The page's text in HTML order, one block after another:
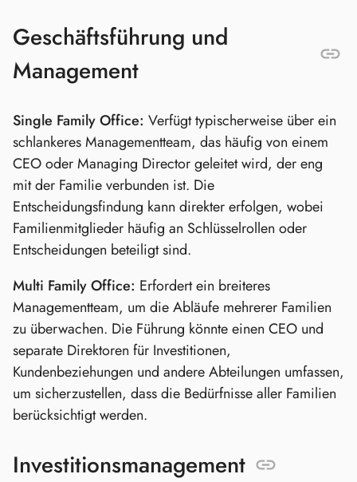
Geschäftsführung und
Management
Single Family Office: Verfügt typischerweise über ein
schlankeres Managementteam, das häufig von einem
CEO oder Managing Director geleitet wird, der eng
mit der Familie verbunden ist. Die
Entscheidungsfindung kann direkter erfolgen, wobei
Familienmitglieder häufig an Schlüsselrollen oder
Entscheidungen beteiligt sind.
Multi Family Office: Erfordert ein breiteres
Managementteam, um die Abläufe mehrerer Familien
zu überwachen. Die Führung könnte einen CEO und
separate Direktoren für Investitionen,
Kundenbeziehungen und andere Abteilungen umfassen,
um sicherzustellen, dass die Bedürfnisse aller Familien
berücksichtigt werden.
Investitionsmanagement